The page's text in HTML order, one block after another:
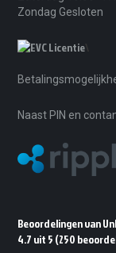
voor- en
Moet de
auto met
strakker en
Ja. Omdat
Zondag Gesloten
Naast PIN en
Beoordelingen van
4.7 uit 5 (250